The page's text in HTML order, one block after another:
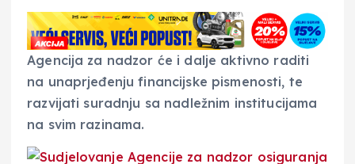
Agencija za nadzor će i dalje aktivno raditi
na unaprjeđenju financijske pismenosti, te
razvijati suradnju sa nadležnim institucijama
na svim razinama.